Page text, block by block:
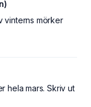
vinterns mörker
hela mars. Skriv ut